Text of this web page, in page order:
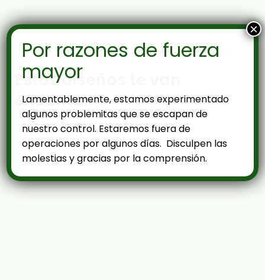
Estos diseños te van
encantar
Por razones de fuerza
mayor
Lamentablemente, estamos experimentado
algunos problemitas que se escapan de
nuestro control. Estaremos fuera de
operaciones por algunos días. Disculpen las
molestias y gracias por la comprensión.
×